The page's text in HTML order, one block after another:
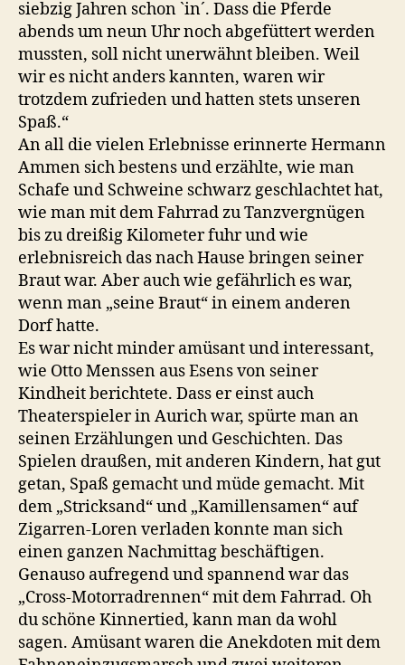
siebzig Jahren schon `in´. Dass die Pferde
abends um neun Uhr noch abgefüttert werden
mussten, soll nicht unerwähnt bleiben. Weil
wir es nicht anders kannten, waren wir
trotzdem zufrieden und hatten stets unseren
Spaß.“
An all die vielen Erlebnisse erinnerte Hermann
Ammen sich bestens und erzählte, wie man
Schafe und Schweine schwarz geschlachtet hat,
wie man mit dem Fahrrad zu Tanzvergnügen
bis zu dreißig Kilometer fuhr und wie
erlebnisreich das nach Hause bringen seiner
Braut war. Aber auch wie gefährlich es war,
wenn man „seine Braut“ in einem anderen
Dorf hatte.
Es war nicht minder amüsant und interessant,
wie Otto Menssen aus Esens von seiner
Kindheit berichtete. Dass er einst auch
Theaterspieler in Aurich war, spürte man an
seinen Erzählungen und Geschichten. Das
Spielen draußen, mit anderen Kindern, hat gut
getan, Spaß gemacht und müde gemacht. Mit
dem „Stricksand“ und „Kamillensamen“ auf
Zigarren-Loren verladen konnte man sich
einen ganzen Nachmittag beschäftigen.
Genauso aufregend und spannend war das
„Cross-Motorradrennen“ mit dem Fahrrad. Oh
du schöne Kinnertied, kann man da wohl
sagen. Amüsant waren die Anekdoten mit dem